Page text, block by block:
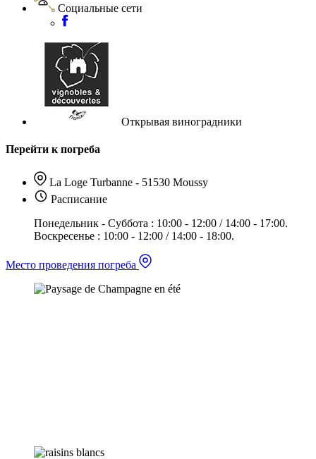
Социальные сети
Открывая виноградники
Перейти к погреба
La Loge Turbanne - 51530 Moussy
Расписание
Понедельник - Суббота : 10:00 - 12:00 / 14:00 - 17:00.
Воскресенье : 10:00 - 12:00 / 14:00 - 18:00.
Место проведения погреба